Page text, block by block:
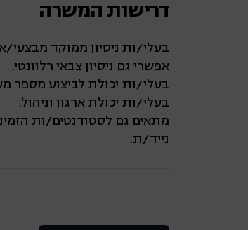
דרישות המשרה
בעלי/ות ניסיון ממוקד
אפשרי גם ניסיון צבאי רלוונטי.
בעלי/ות יכולת לביצוע מספר
בעלי/ות יכולת ארגון וניהול.
מתאים גם לסטודנטים/ות הזמינים ל-5 ימי עבודה בשבוע +
נייד/ת.